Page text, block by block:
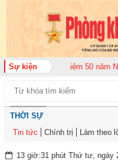
Sự kiện
Lễ kỷ niệm 50 năm Ngày
THỜI SỰ
Tin tức
Chính trị Làm theo
13 giờ:31 phút Thứ tư, ngày